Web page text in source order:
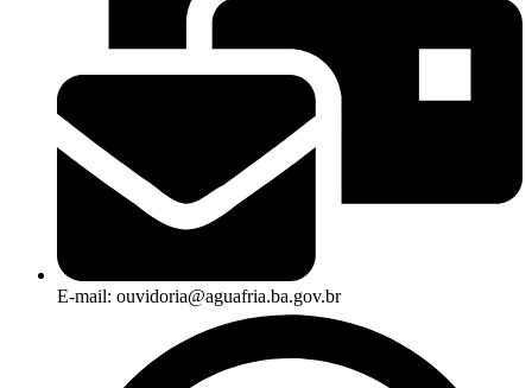
E-mail: ouvidoria@aguafria.ba.gov.br